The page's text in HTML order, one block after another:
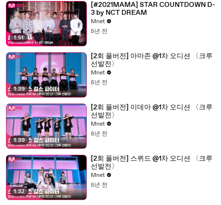
1:51
[#2021MAMA] STAR COUNTDOWN D-
3 by NCT DREAM
Mnet
5년 전
1:39
[2회 풀버전] 아마존 @1차 오디션 〈크루
선발전〉
Mnet
5년 전
1:39
[2회 풀버전] 이데아 @1차 오디션 〈크루
선발전〉
Mnet
5년 전
1:32
[2회 풀버전] 스퀴드 @1차 오디션 〈크루
선발전〉
Mnet
5년 전